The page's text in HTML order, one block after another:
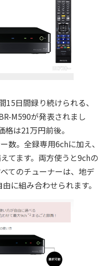
日間録り続けられる、
M590が発表されまし
は21万円前後。
数。全録専用6chに加え、
てます。両方使うと9chの
てのチューナーは、地デ
に組み合わせられます。